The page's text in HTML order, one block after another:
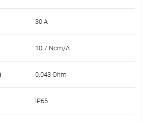
30 A
10.7 Ncm/A
0.043 Ohm
IP65